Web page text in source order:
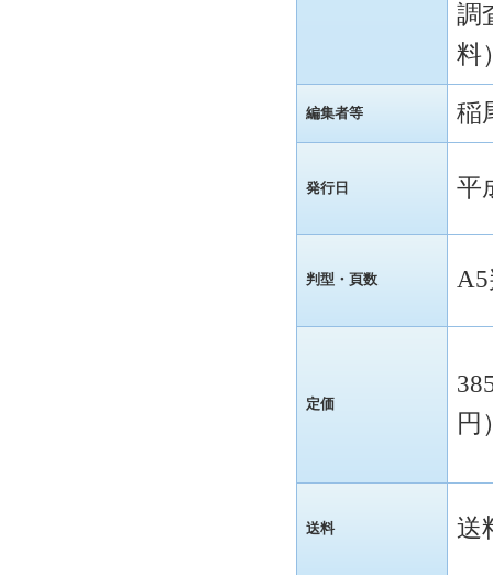
調
料
編集者等 稲
発行日 平
判型・頁数 A5
定価
円
送料 送